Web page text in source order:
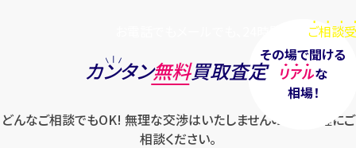
ご相談
その場で聞ける
リアルな
相場！
カンタン無料買取査定
どんなご相談でもOK! 無理な交渉はいたしませんのでお気軽にご
相談ください。